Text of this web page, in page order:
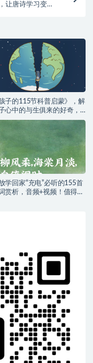
让唐诗学习变得
孩子的115节科普启蒙》，解
心中的与生俱来的好奇，
脑、积极思考
学回家“充电”必听的155首
赏析，音频+视频！值得收